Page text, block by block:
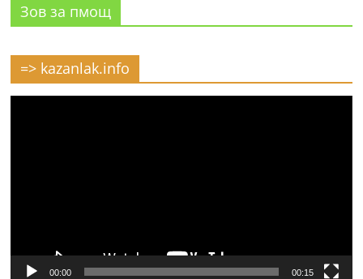
Зов за пмощ
=> kazanlak.info
00:00 00:15